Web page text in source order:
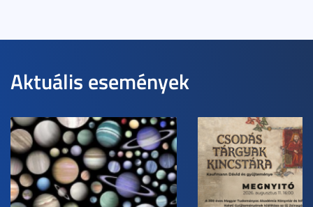
Aktuális események